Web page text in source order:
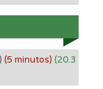
(5 minutos) (20.3